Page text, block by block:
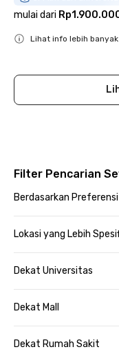
mulai dari
Lihat info lebih banyak
Filter Pencarian
Berdasarkan Preferensi
Lokasi yang Lebih
Dekat Universitas
Dekat Mall
Dekat Rumah Sakit